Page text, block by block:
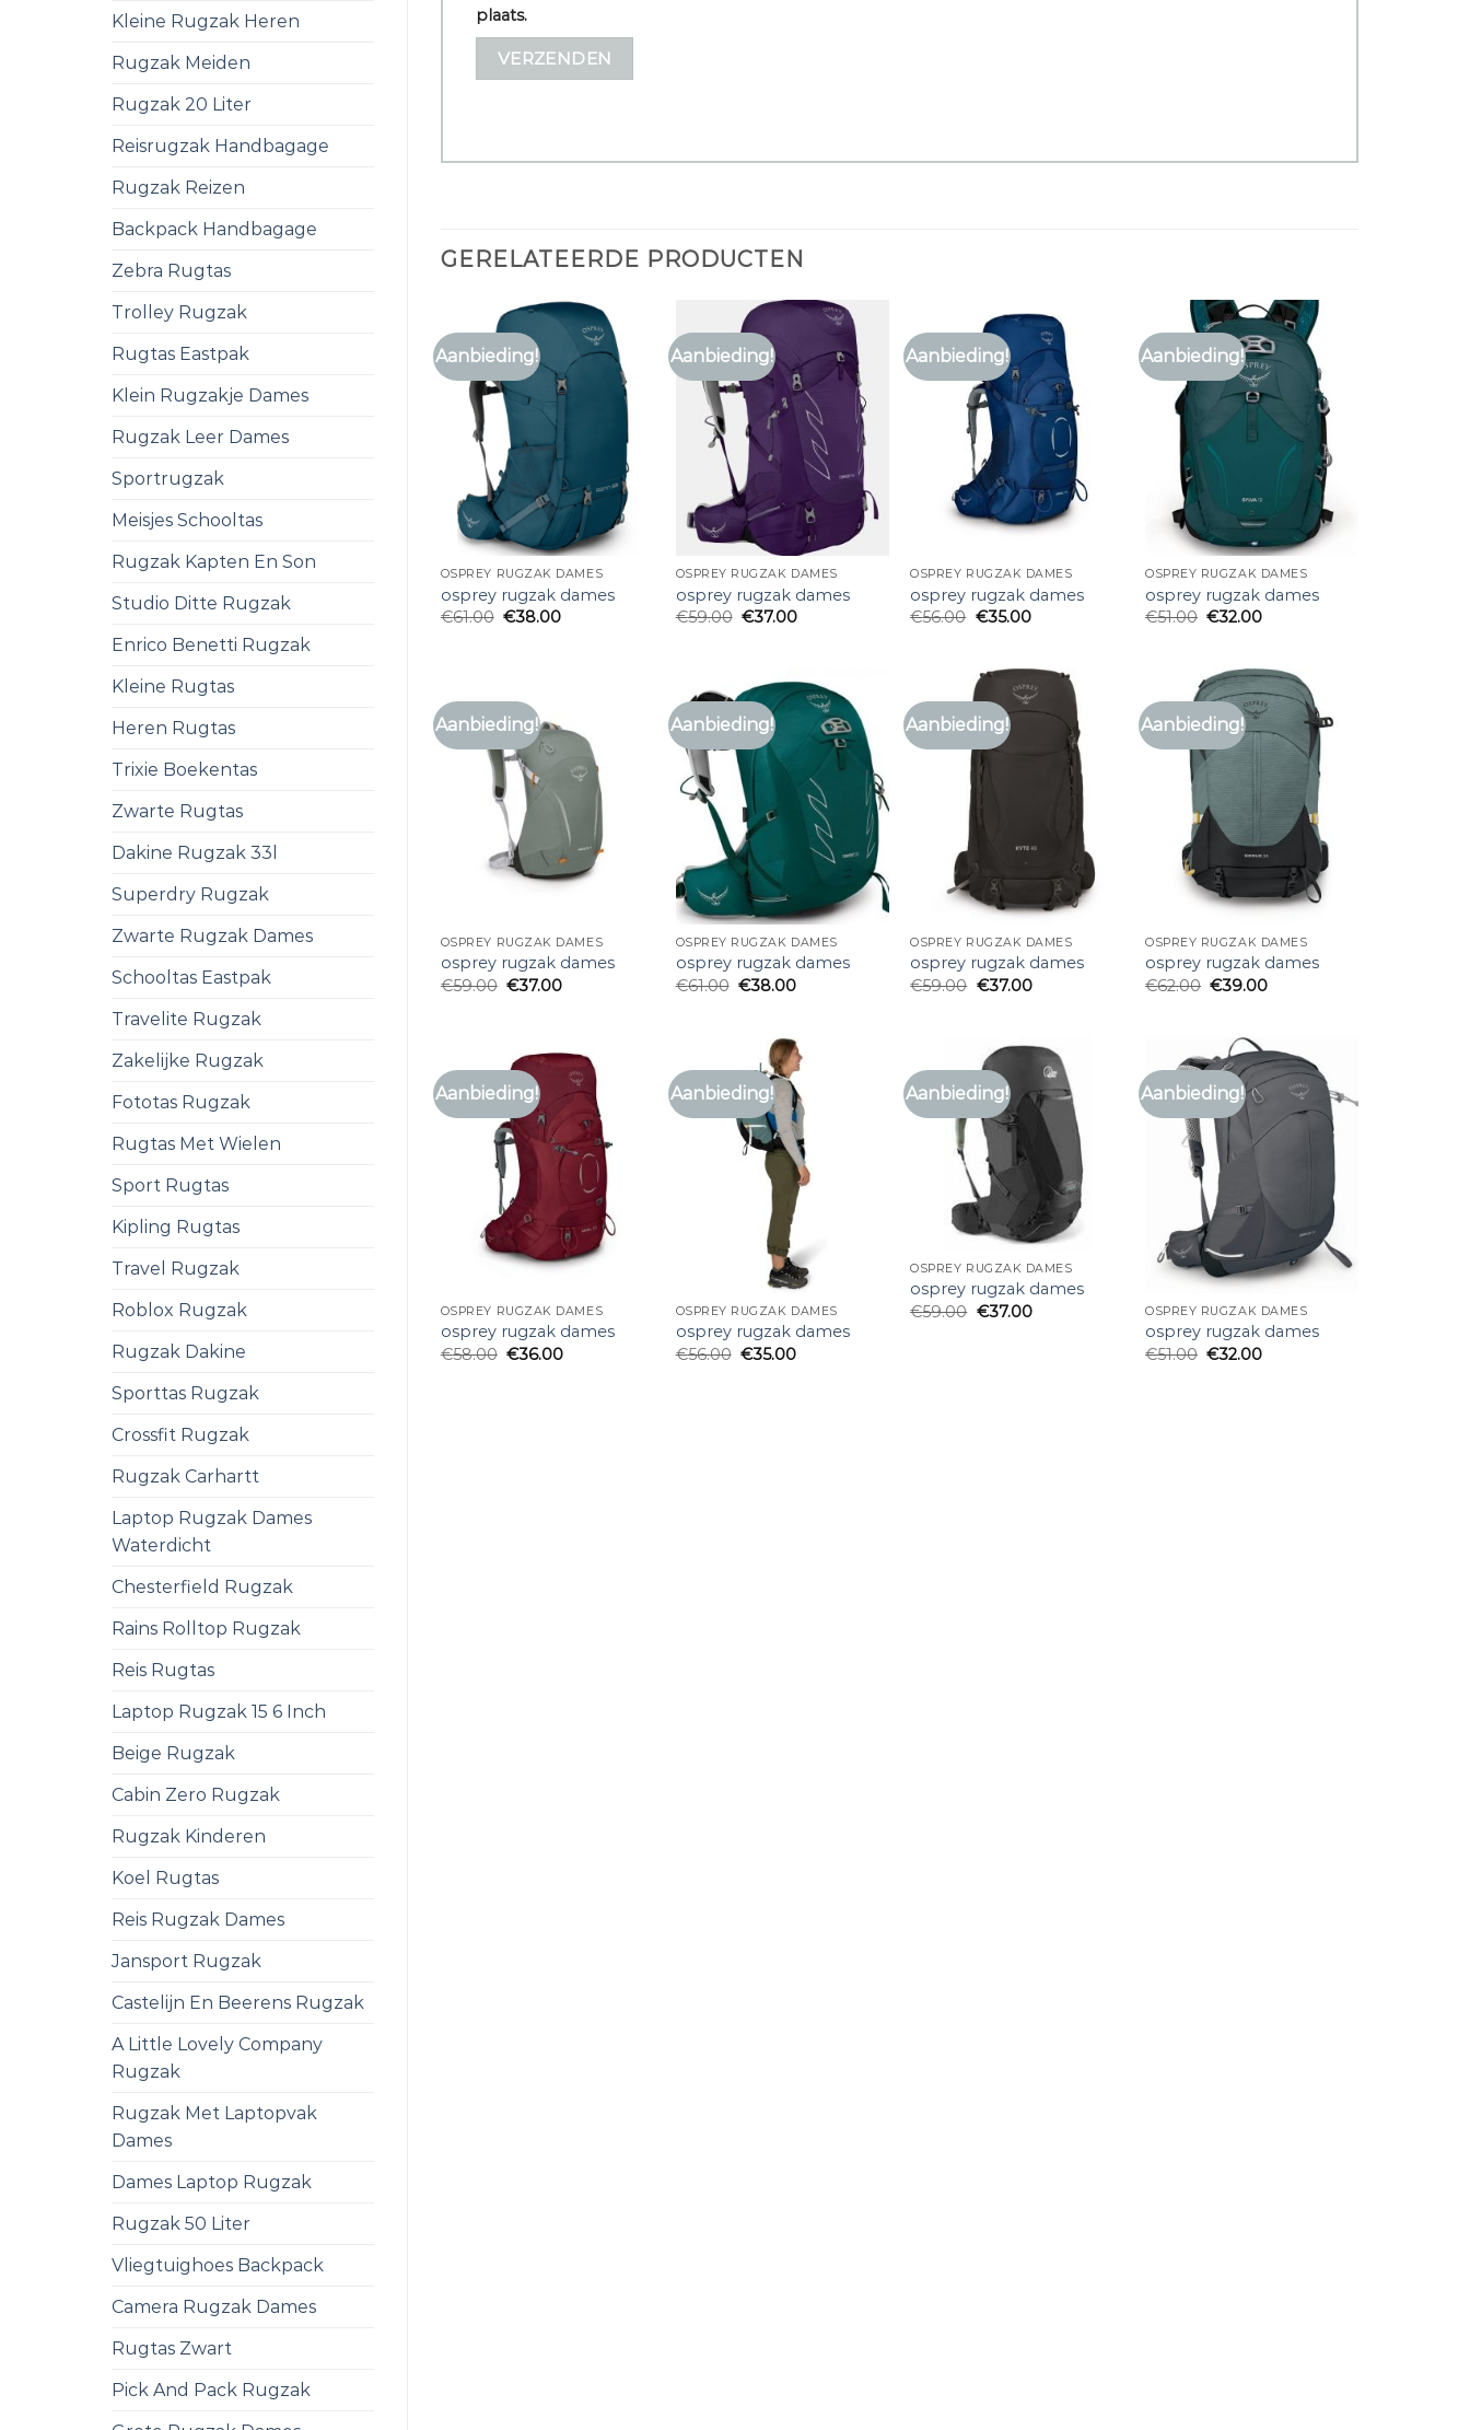
Kleine Rugzak Heren
Rugzak Meiden
Rugzak 20 Liter
Reisrugzak Handbagage
Rugzak Reizen
Backpack Handbagage
Zebra Rugtas
Trolley Rugzak
Rugtas Eastpak
Klein Rugzakje Dames
Rugzak Leer Dames
Sportrugzak
Meisjes Schooltas
Rugzak Kapten En Son
Studio Ditte Rugzak
Enrico Benetti Rugzak
Kleine Rugtas
Heren Rugtas
Trixie Boekentas
Zwarte Rugtas
Dakine Rugzak 33l
Superdry Rugzak
Zwarte Rugzak Dames
Schooltas Eastpak
Travelite Rugzak
Zakelijke Rugzak
Fototas Rugzak
Rugtas Met Wielen
Sport Rugtas
Kipling Rugtas
Travel Rugzak
Roblox Rugzak
Rugzak Dakine
Sporttas Rugzak
Crossfit Rugzak
Rugzak Carhartt
Laptop Rugzak Dames
Waterdicht
Chesterfield Rugzak
Rains Rolltop Rugzak
Reis Rugtas
Laptop Rugzak 15 6 Inch
Beige Rugzak
Cabin Zero Rugzak
Rugzak Kinderen
Koel Rugtas
Reis Rugzak Dames
Jansport Rugzak
Castelijn En Beerens Rugzak
A Little Lovely Company
Rugzak
Rugzak Met Laptopvak
Dames
Dames Laptop Rugzak
Rugzak 50 Liter
Vliegtuighoes Backpack
Camera Rugzak Dames
Rugtas Zwart
Pick And Pack Rugzak
plaats.
GERELATEERDE PRODUCTEN
Aanbieding!
OSPREY RUGZAK DAMES
osprey rugzak dames
€61.00 €38.00
Aanbieding!
OSPREY RUGZAK DAMES
osprey rugzak dames
€59.00 €37.00
Aanbieding!
OSPREY RUGZAK DAMES
osprey rugzak dames
€56.00 €35.00
Aanbieding!
OSPREY RUGZAK DAMES
osprey rugzak dames
€51.00 €32.00
Aanbieding!
OSPREY RUGZAK DAMES
osprey rugzak dames
€59.00 €37.00
Aanbieding!
OSPREY RUGZAK DAMES
osprey rugzak dames
€61.00 €38.00
Aanbieding!
OSPREY RUGZAK DAMES
osprey rugzak dames
€59.00 €37.00
Aanbieding!
OSPREY RUGZAK DAMES
osprey rugzak dames
€62.00 €39.00
Aanbieding!
OSPREY RUGZAK DAMES
osprey rugzak dames
€58.00 €36.00
Aanbieding!
OSPREY RUGZAK DAMES
osprey rugzak dames
€56.00 €35.00
Aanbieding!
OSPREY RUGZAK DAMES
osprey rugzak dames
€59.00 €37.00
Aanbieding!
OSPREY RUGZAK DAMES
osprey rugzak dames
€51.00 €32.00